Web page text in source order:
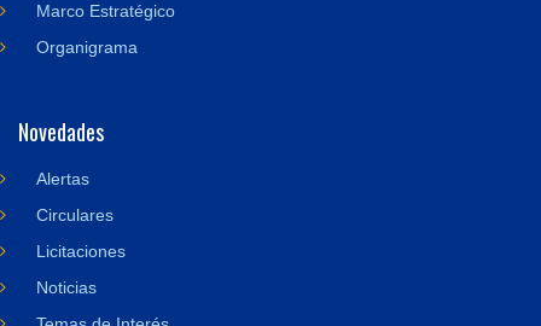
Marco Estratégico
Organigrama
Novedades
Alertas
Circulares
Licitaciones
Noticias